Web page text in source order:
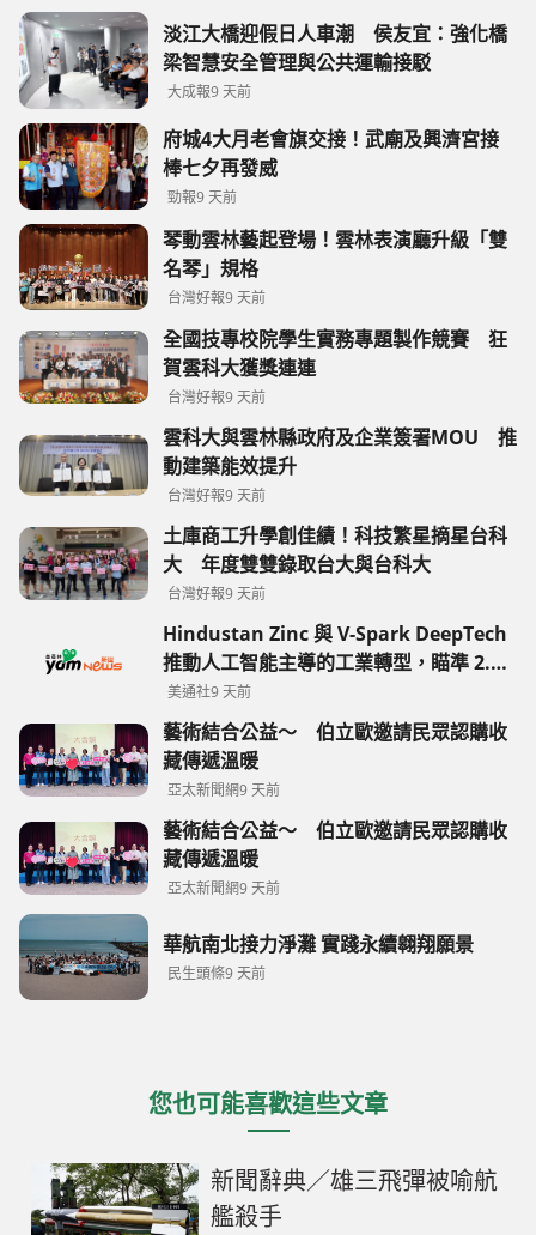
淡江大橋迎假日人車潮 侯友宜：強化橋
梁智慧安全管理與公共運輸接駁
大成報9 天前
府城4大月老會旗交接！武廟及興濟宮接
棒七夕再發威
勁報9 天前
琴動雲林藝起登場！雲林表演廳升級「雙
名琴」規格
台灣好報9 天前
全國技專校院學生實務專題製作競賽 狂
賀雲科大獲獎連連
台灣好報9 天前
雲科大與雲林縣政府及企業簽署MOU 推
動建築能效提升
台灣好報9 天前
土庫商工升學創佳績！科技繁星摘星台科
大 年度雙雙錄取台大與台科大
台灣好報9 天前
Hindustan Zinc 與 V-Spark DeepTech
推動人工智能主導的工業轉型，瞄準 2.09
億美元效益價值
美通社9 天前
藝術結合公益～ 伯立歐邀請民眾認購收
藏傳遞溫暖
亞太新聞網9 天前
藝術結合公益～ 伯立歐邀請民眾認購收
藏傳遞溫暖
亞太新聞網9 天前
華航南北接力淨灘 實踐永續翱翔願景
民生頭條9 天前
您也可能喜歡這些文章
新聞辭典／雄三飛彈被喻航
艦殺手